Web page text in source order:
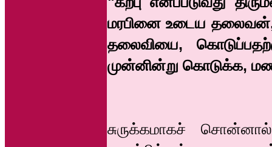
மரபினை உடைய
தலைவியை,
முன்னின்று கொடுக்க,
சுருக்கமாகச்